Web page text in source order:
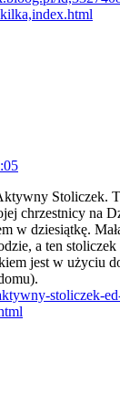
Stoliczek.
chrzestnicy na
w dziesiątkę.
a ten stoliczek
jest w użyciu
stoliczek-